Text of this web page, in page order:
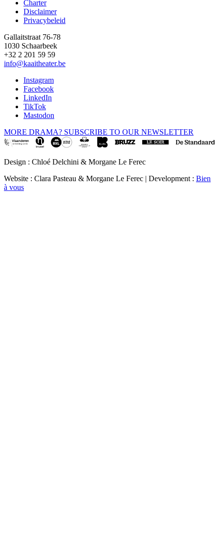
Charter
Disclaimer
Privacybeleid
Gallaitstraat 76-78
1030 Schaarbeek
+32 2 201 59 59
info@kaaitheater.be
Instagram
Facebook
LinkedIn
TikTok
Mastodon
MORE DRAMA? SUBSCRIBE TO OUR NEWSLETTER
Design : Chloé Delchini & Morgane Le Ferec
Website : Clara Pasteau & Morgane Le Ferec | Development : Bien
à vous